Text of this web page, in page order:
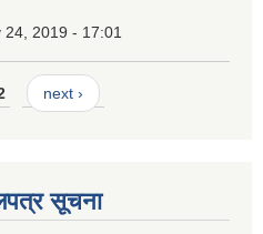
24, 2019 - 17:01
next ›
सूचना